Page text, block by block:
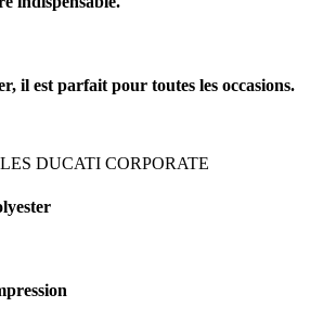
il est parfait pour toutes les occasions.
DUCATI CORPORATE